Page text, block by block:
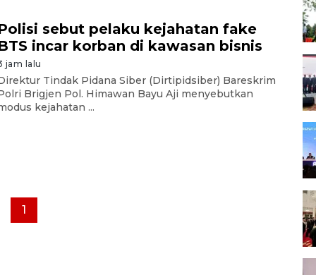
sebut pelaku kejahatan fake
incar korban di kawasan bisnis
jam lalu
Tindak Pidana Siber (Dirtipidsiber) Bareskrim
Brigjen Pol. Himawan Bayu Aji menyebutkan
kejahatan ...
1